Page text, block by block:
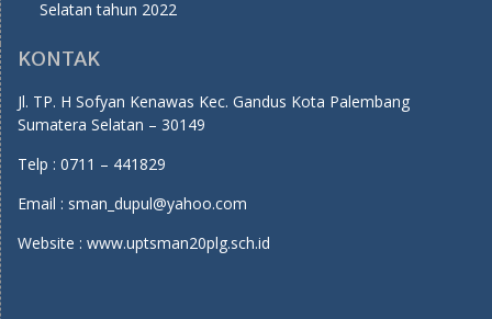
Selatan tahun 2022
KONTAK
Jl. TP. H Sofyan Kenawas Kec. Gandus Kota Palembang
Sumatera Selatan – 30149
Telp : 0711 – 441829
Email : sman_dupul@yahoo.com
Website : www.uptsman20plg.sch.id